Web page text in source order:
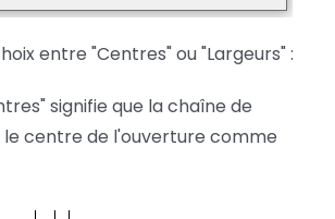
entre "Centres" ou "Largeurs" :
signifie que la chaîne de
centre de l'ouverture comme